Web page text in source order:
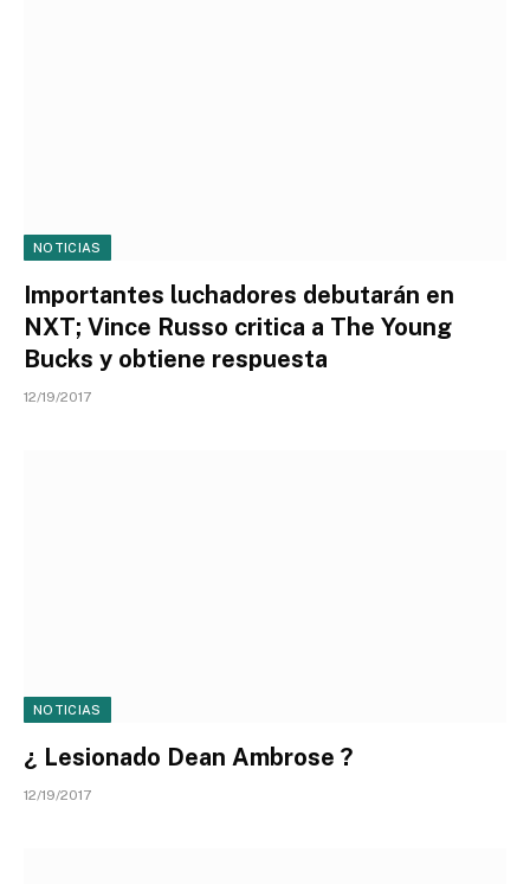
NOTICIAS
Importantes luchadores debutarán en
NXT; Vince Russo critica a The Young
Bucks y obtiene respuesta
12/19/2017
NOTICIAS
¿ Lesionado Dean Ambrose ?
12/19/2017